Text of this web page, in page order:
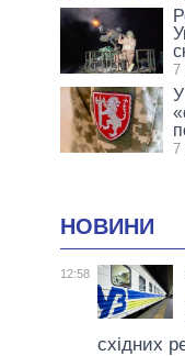
7
7
НОВИНИ
12:58
східних